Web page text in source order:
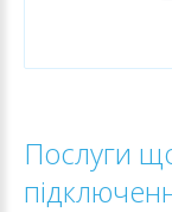
Послуги